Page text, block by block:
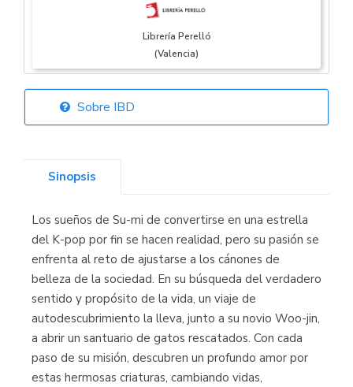
Librería Perelló
(Valencia)
Librería Elías
Librería Kolima
(Madrid)
Librería Proteo
(Málaga)
Sobre IBD
Sinopsis
Los sueños de Su-mi de convertirse en una estrella
del K-pop por fin se hacen realidad, pero su pasión se
enfrenta al reto de ajustarse a los cánones de
belleza de la sociedad. En su búsqueda del verdadero
sentido y propósito de la vida, un viaje de
autodescubrimiento la lleva, junto a su novio Woo-jin,
a abrir un santuario de gatos rescatados. Con cada
paso de su misión, descubren un profundo amor por
estas hermosas criaturas, cambiando vidas,